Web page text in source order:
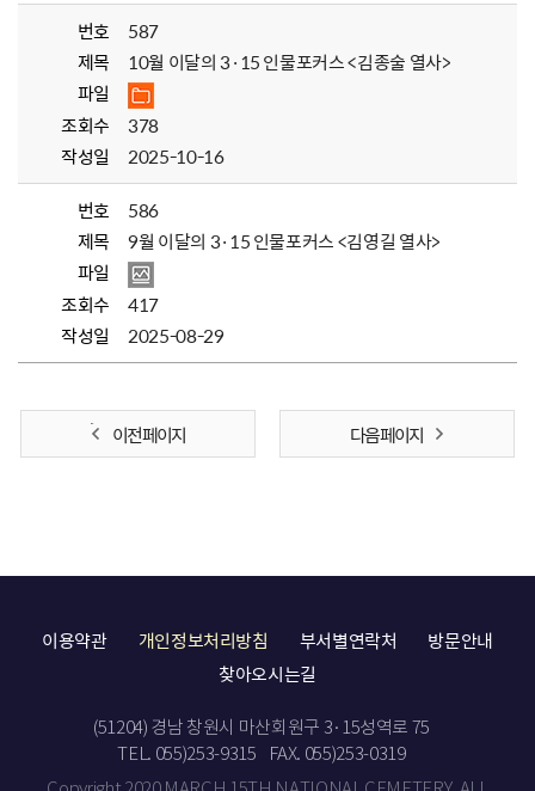
번호
587
제목
10월 이달의 3·15 인물포커스 <김종술 열사>
파일
조회수
378
작성일
2025-10-16
번호
586
제목
9월 이달의 3·15 인물포커스 <김영길 열사>
파일
조회수
417
작성일
2025-08-29
이전 페이지 다음 페이지
이용약관 개인정보처리방침 부서별연락처
방문안내
찾아오시는길
(51204) 경남 창원시 마산회원구 3·15성역로 75
TEL. 055)253-9315
FAX. 055)253-0319